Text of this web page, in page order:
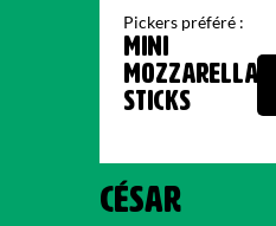
Pickers préféré :
MINI
MOZZARELLA
STICKS
CÉSAR